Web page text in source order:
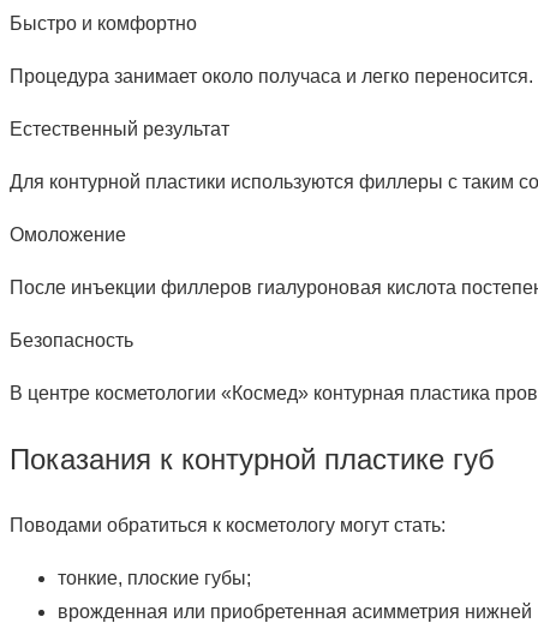
Быстро и комфортно
Процедура занимает около получаса и легко
Естественный результат
Для контурной пластики используются филлеры с таким
Омоложение
После инъекции филлеров гиалуроновая кислота
Безопасность
В центре косметологии «Космед» контурная пластика
Показания к контурной пластике губ
Поводами обратиться к косметологу могут стать:
тонкие, плоские губы;
врожденная или приобретенная асимметрия нижней